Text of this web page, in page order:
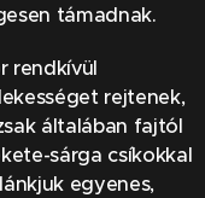
támadnak.
rendkívül
rejtenek,
általában fajtól
sárga csíkokkal
egyenes,